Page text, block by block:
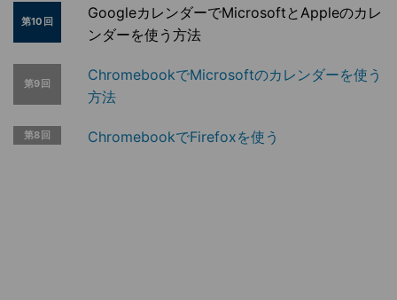
第10回
GoogleカレンダーでMicrosoftとAppleのカレ
ンダーを使う方法
第9回
ChromebookでMicrosoftのカレンダーを使う
方法
第8回 ChromebookでFirefoxを使う